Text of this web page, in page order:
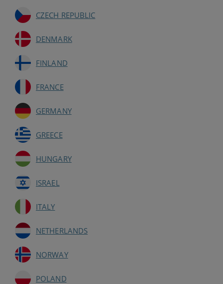
CZECH REPUBLIC
DENMARK
FINLAND
FRANCE
GERMANY
GREECE
HUNGARY
ISRAEL
ITALY
NETHERLANDS
NORWAY
POLAND